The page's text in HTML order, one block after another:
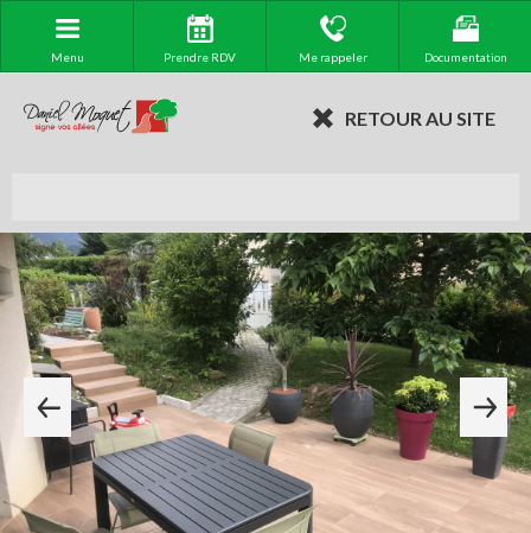
Menu Prendre RDV Me rappeler Documentation
RETOUR AU SITE